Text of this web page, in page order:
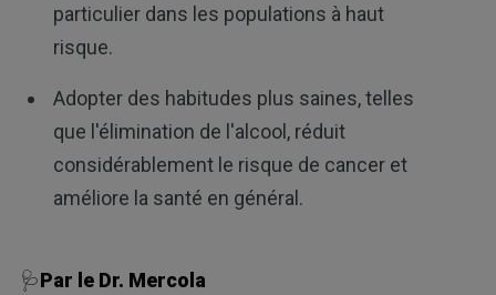
particulier dans les populations à haut
risque.
Adopter des habitudes plus saines, telles
que l'élimination de l'alcool, réduit
considérablement le risque de cancer et
améliore la santé en général.
🩺Par le Dr. Mercola